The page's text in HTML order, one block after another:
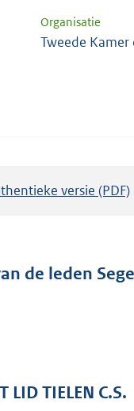
Organisatie
Tweede
versie (PDF)
de leden
LID TIELEN C.S.